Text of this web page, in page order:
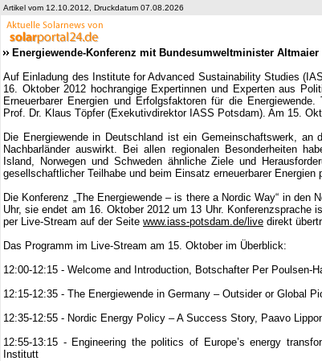
Artikel vom 12.10.2012, Druckdatum 07.08.2026
Energiewende-Konferenz mit Bundesumweltminister Altmaier
Auf Einladung des Institute for Advanced Sustainability Studies
16. Oktober 2012 hochrangige Expertinnen und Experten aus
Erneuerbarer Energien und Erfolgsfaktoren für die
Prof. Dr. Klaus Töpfer (Exekutivdirektor IASS Potsdam). Am 15.
Die Energiewende in Deutschland ist ein Gemeinschaftswerk,
Nachbarländer auswirkt. Bei allen regionalen Besonderheiten
Island, Norwegen und Schweden ähnliche Ziele und
gesellschaftlicher Teilhabe und beim Einsatz erneuerbarer Energien
Die Konferenz „The Energiewende – is there a Nordic Way“ in
Uhr, sie endet am 16. Oktober 2012 um 13 Uhr.
per Live-Stream auf der Seite www.iass-potsdam.de/live direkt
Das Programm im Live-Stream am 15. Oktober im Überblick:
12:00-12:15 - Welcome and Introduction, Botschafter Per Poulsen-
12:15-12:35 - The Energiewende in Germany – Outsider or Global
12:35-12:55 - Nordic Energy Policy – A Success Story, Paavo
12:55-13:15 - Engineering the politics of Europe’s energy
Institutt